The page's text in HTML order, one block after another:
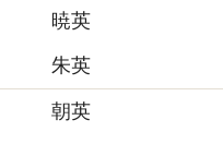
暁英
朱英
朝英